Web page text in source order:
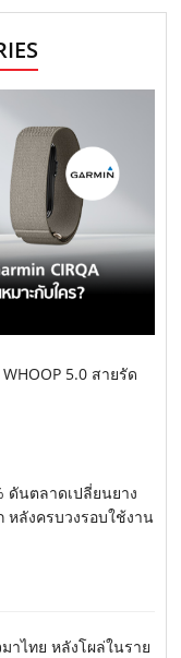
5.0 สายรัด
ดันตลาดเปลี่ยนยาง
หลังครบวงรอบใช้งาน
าไทย หลังโผล่ในราย